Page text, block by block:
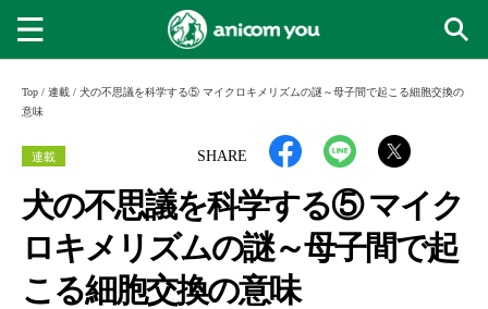
Top / 連載 / 犬の不思議を科学する⑤ マイクロキメリズムの謎～母子間で起こる細胞交換の
意味
SHARE
連載
犬の不思議を科学する⑤ マイク
ロキメリズムの謎～母子間で起
こる細胞交換の意味